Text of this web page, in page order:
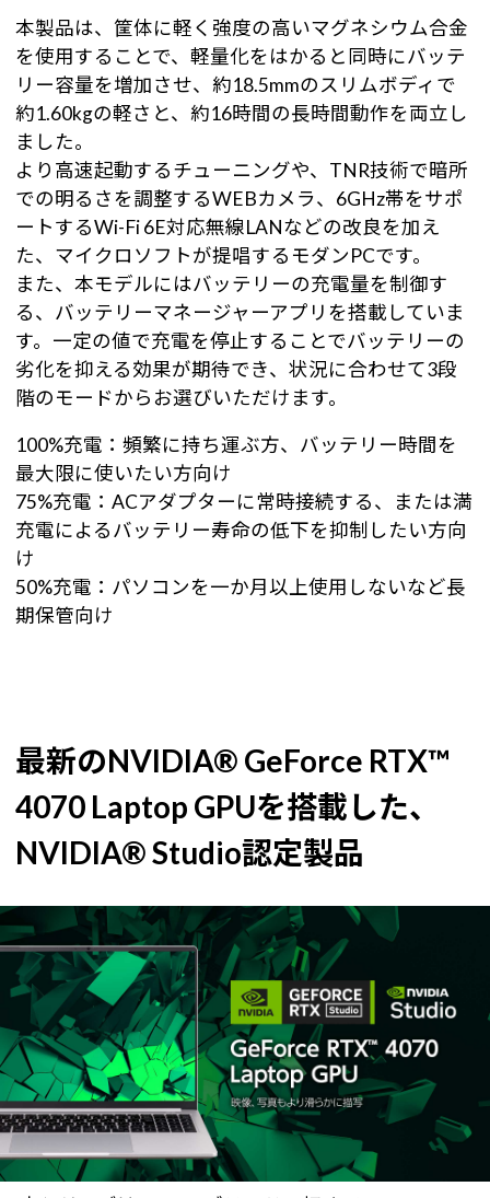
本製品は、筐体に軽く強度の高いマグネシウム合金
を使用することで、軽量化をはかると同時にバッテ
リー容量を増加させ、約18.5mmのスリムボディで
約1.60kgの軽さと、約16時間の長時間動作を両立し
ました。
より高速起動するチューニングや、TNR技術で暗所
での明るさを調整するWEBカメラ、6GHz帯をサポ
ートするWi-Fi 6E対応無線LANなどの改良を加え
た、マイクロソフトが提唱するモダンPCです。
また、本モデルにはバッテリーの充電量を制御す
る、バッテリーマネージャーアプリを搭載していま
す。一定の値で充電を停止することでバッテリーの
劣化を抑える効果が期待でき、状況に合わせて3段
階のモードからお選びいただけます。
100%充電：頻繁に持ち運ぶ方、バッテリー時間を
最大限に使いたい方向け
75%充電：ACアダプターに常時接続する、または満
充電によるバッテリー寿命の低下を抑制したい方向
け
50%充電：パソコンを一か月以上使用しないなど長
期保管向け
最新のNVIDIA® GeForce RTX™
4070 Laptop GPUを搭載した、
NVIDIA® Studio認定製品